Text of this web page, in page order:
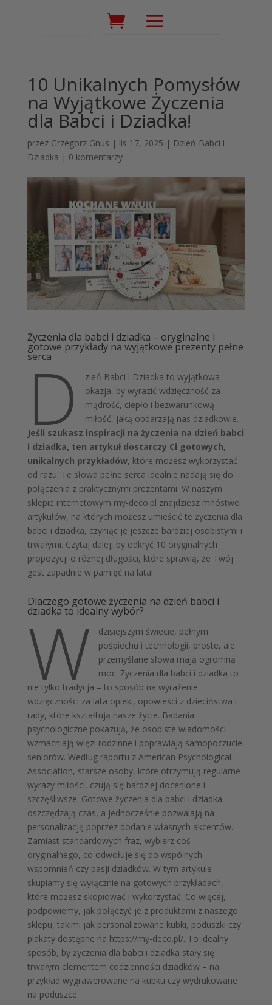
Wyszukiwarka
produktów
10 Unikalnych Pomysłów
na Wyjątkowe Życzenia
dla Babci i Dziadka!
przez Grzegorz Gnus | lis 17, 2025 | Dzień Babci i
Dziadka | 0 komentarzy
Życzenia dla babci i dziadka – oryginalne i
gotowe przykłady na wyjątkowe prezenty pełne
serca
D
zień Babci i Dziadka to wyjątkowa
okazja, by wyrazić wdzięczność za
mądrość, ciepło i bezwarunkową
miłość, jaką obdarzają nas dziadkowie.
Jeśli szukasz inspiracji na życzenia na dzień babci
i dziadka, ten artykuł dostarczy Ci gotowych,
unikalnych przykładów, które możesz wykorzystać
od razu. Te słowa pełne serca idealnie nadają się do
połączenia z praktycznymi prezentami. W naszym
sklepie internetowym my-deco.pl znajdziesz mnóstwo
artykułów, na których możesz umieścić te życzenia dla
babci i dziadka, czyniąc je jeszcze bardziej osobistymi i
trwałymi. Czytaj dalej, by odkryć 10 oryginalnych
propozycji o różnej długości, które sprawią, że Twój
gest zapadnie w pamięć na lata!
Dlaczego gotowe życzenia na dzień babci i
dziadka to idealny wybór?
W
dzisiejszym świecie, pełnym
pośpiechu i technologii, proste, ale
przemyślane słowa mają ogromną
moc. Życzenia dla babci i dziadka to
nie tylko tradycja – to sposób na wyrażenie
wdzięczności za lata opieki, opowieści z dzieciństwa i
rady, które kształtują nasze życie. Badania
psychologiczne pokazują, że osobiste wiadomości
wzmacniają więzi rodzinne i poprawiają samopoczucie
seniorów. Według raportu z American Psychological
Association, starsze osoby, które otrzymują regularne
wyrazy miłości, czują się bardziej docenione i
szczęśliwsze. Gotowe życzenia dla babci i dziadka
oszczędzają czas, a jednocześnie pozwalają na
personalizację poprzez dodanie własnych akcentów.
Zamiast standardowych fraz, wybierz coś
oryginalnego, co odwołuje się do wspólnych
wspomnień czy pasji dziadków. W tym artykule
skupiamy się wyłącznie na gotowych przykładach,
które możesz skopiować i wykorzystać. Co więcej,
podpowiemy, jak połączyć je z produktami z naszego
sklepu, takimi jak personalizowane kubki, poduszki czy
plakaty dostępne na https://my-deco.pl/. To idealny
sposób, by życzenia dla babci i dziadka stały się
trwałym elementem codzienności dziadków – na
przykład wygrawerowane na kubku czy wydrukowane
na poduszce.